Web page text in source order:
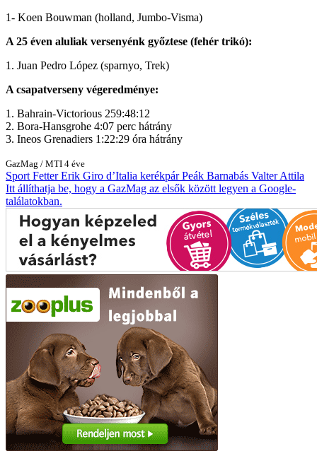
1- Koen Bouwman (holland, Jumbo-Visma)
A 25 éven aluliak versenyénk győztese (fehér trikó):
1. Juan Pedro López (sparnyo, Trek)
A csapatverseny végeredménye:
1. Bahrain-Victorious 259:48:12
2. Bora-Hansgrohe 4:07 perc hátrány
3. Ineos Grenadiers 1:22:29 óra hátrány
GazMag / MTI 4 éve
Sport Fetter Erik Giro d’Italia kerékpárPeák Barnabás Valter Attila
Itt állíthatja be, hogy a GazMag az elsők között legyen a Google-
találatokban.